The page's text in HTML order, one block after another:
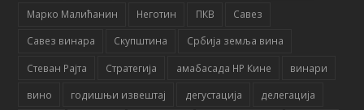
Марко Малићанин
Неготин ПКВ
Савез
Савез винара
Скупштина
Србија земља вина
Стеван Рајта
Стратегија амабасада НР Кине
винари
вино
годишњи извештај дегустација
делегација